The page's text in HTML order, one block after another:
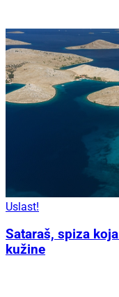
Uslast!
Sataraš, spiza
kužine